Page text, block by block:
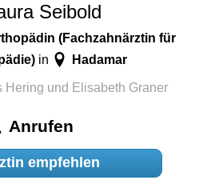
Seibold
(Fachzahnärztin für
in Hadamar
Hering und Elisabeth Graner
Anrufen
empfehlen